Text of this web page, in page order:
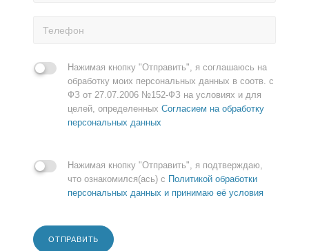
Нажимая кнопку "Отправить", я соглашаюсь на
обработку моих персональных данных в соотв. с
ФЗ от 27.07.2006 №152-ФЗ на условиях и для
целей, определенных Согласием на обработку
персональных данных
Нажимая кнопку "Отправить", я подтверждаю,
что ознакомился(ась) с Политикой обработки
персональных данных и принимаю её условия
ОТПРАВИТЬ